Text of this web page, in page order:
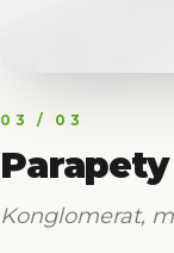
03 / 03
Konglomerat,